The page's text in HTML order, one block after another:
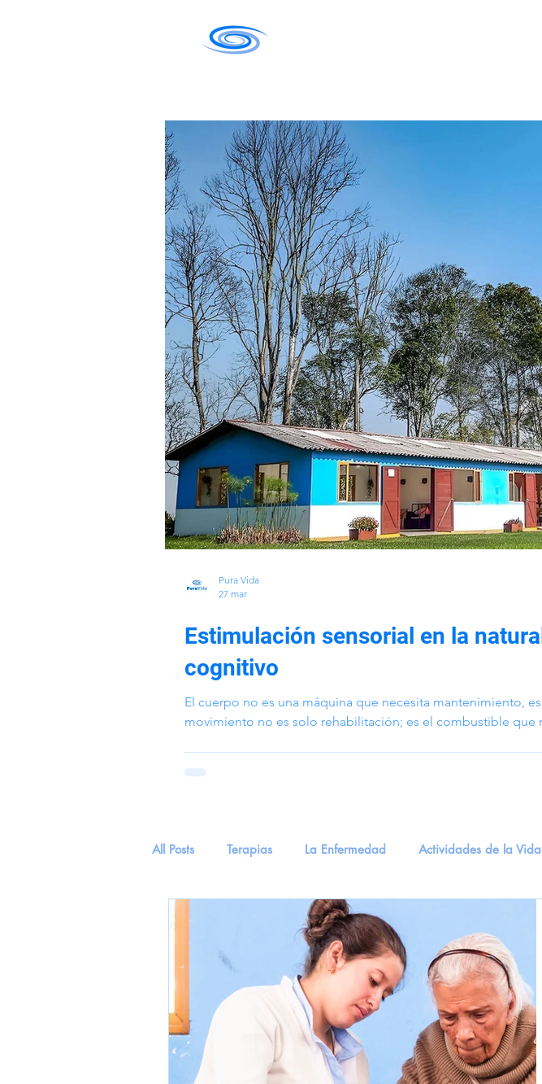
Estimulación sensorial en la
cognitivo
El cuerpo no es una máquina que necesita mantenimiento,
movimiento no es solo rehabilitación; es el combustible que
Pura Vida
27 mar
All Posts Terapias La Enfermedad Actividades de la
tecnología
Hierba Medicinal BienestarEmocional
EnvejecimientoYSentidos CuidadosCognitivos eneficios